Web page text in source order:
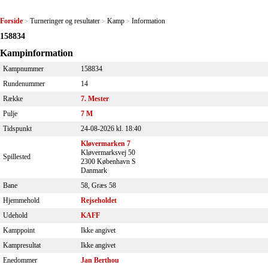
Forside > Turneringer og resultater > Kamp > Information
158834
Kampinformation
Kampnummer
158834
Rundenummer
14
Række
7. Mester
Pulje
7 M
Tidspunkt
24-08-2026 kl. 18:40
Spillested
Kløvermarken 7
Kløvermarksvej 50
2300 København S
Danmark
Bane
58, Græs 58
Hjemmehold
Rejseholdet
Udehold
KAFF
Kamppoint
Ikke angivet
Kampresultat
Ikke angivet
Enedommer
Jan Berthou